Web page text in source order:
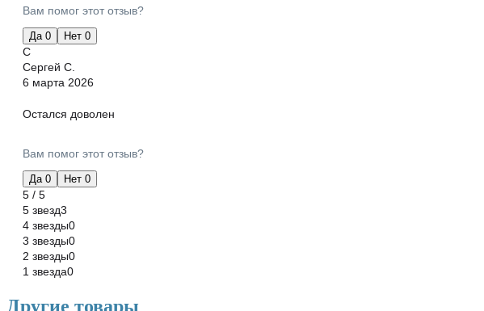
Вам помог этот отзыв?
Да 0 Нет 0
С
Сергей С.
6 марта 2026
Остался доволен
Вам помог этот отзыв?
Да 0 Нет 0
5 / 5
5 звезд3
4 звезды0
3 звезды0
2 звезды0
1 звезда0
Другие товары